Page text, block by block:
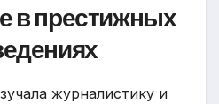
в престижных
журналистику и